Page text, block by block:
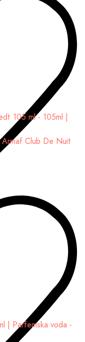
Armaf Club De Nuit